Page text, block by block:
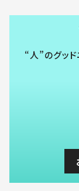
“人”のグッ